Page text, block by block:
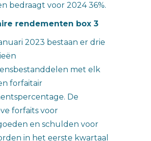
bedraagt voor 2024 36%.
rendementen box 3
2023 bestaan er drie
met elk
forfaitair
De
forfaits voor
en schulden voor
in het eerste kwartaal